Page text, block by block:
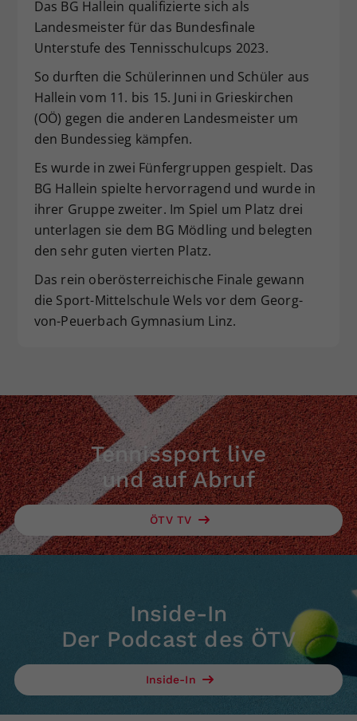
Das BG Hallein qualifizierte sich als
Landesmeister für das Bundesfinale
Unterstufe des Tennisschulcups 2023.
So durften die Schülerinnen und Schüler aus
Hallein vom 11. bis 15. Juni in Grieskirchen
(OÖ) gegen die anderen Landesmeister um
den Bundessieg kämpfen.
Es wurde in zwei Fünfergruppen gespielt. Das
BG Hallein spielte hervorragend und wurde in
ihrer Gruppe zweiter. Im Spiel um Platz drei
unterlagen sie dem BG Mödling und belegten
den sehr guten vierten Platz.
Das rein oberösterreichische Finale gewann
die Sport-Mittelschule Wels vor dem Georg-
von-Peuerbach Gymnasium Linz.
Tennissport live
und auf Abruf
ÖTV TV
Inside-In
Der Podcast des ÖTV
Inside-In
Zweck
Dieser Wert speichert Ihre Consent-
Einstellungen. Unter anderem eine
zufällig generierte ID, für die
historische Speicherung Ihrer
vorgenommen Einstellungen, falls der
Webseiten-Betreiber dies eingestellt
hat.